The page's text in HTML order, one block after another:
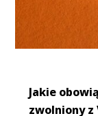
Jakie
zwolniony z